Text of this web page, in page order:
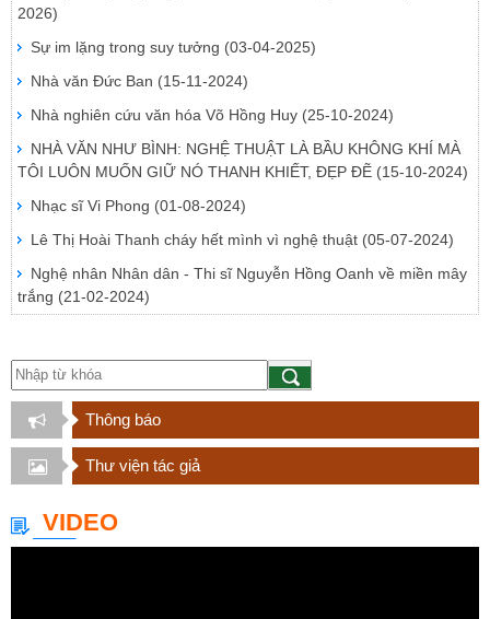
2026)
Sự im lặng trong suy tưởng (03-04-2025)
Nhà văn Đức Ban (15-11-2024)
Nhà nghiên cứu văn hóa Võ Hồng Huy (25-10-2024)
NHÀ VĂN NHƯ BÌNH: NGHỆ THUẬT LÀ BẦU KHÔNG KHÍ MÀ
TÔI LUÔN MUỐN GIỮ NÓ THANH KHIẾT, ĐẸP ĐẼ (15-10-2024)
Nhạc sĩ Vi Phong (01-08-2024)
Lê Thị Hoài Thanh cháy hết mình vì nghệ thuật (05-07-2024)
Nghệ nhân Nhân dân - Thi sĩ Nguyễn Hồng Oanh về miền mây
trắng (21-02-2024)
Thông báo
Thư viện tác giả
VIDEO